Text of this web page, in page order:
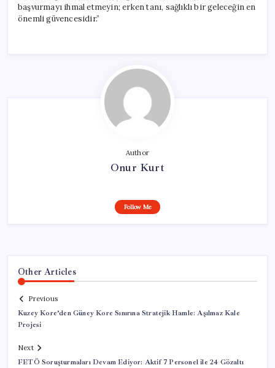
başvurmayı ihmal etmeyin; erken tanı, sağlıklı bir geleceğin en
önemli güvencesidir.”
Author
Onur Kurt
Follow Me
Other Articles
Previous
Kuzey Kore’den Güney Kore Sınırına Stratejik Hamle: Aşılmaz Kale
Projesi
Next
FETÖ Soruşturmaları Devam Ediyor: Aktif 7 Personel ile 24 Gözaltı